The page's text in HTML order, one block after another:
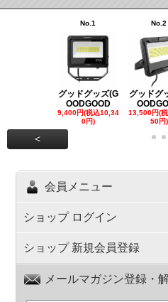
No.1
グッドグッズ(G
OODGOOD
9,400円(税込10,34
0円)
No.2
グッドグ
13,500円(
50円)
<
会員メニュー
ショップ ログイン
ショップ 新規会員登録
メールマガジン登録・